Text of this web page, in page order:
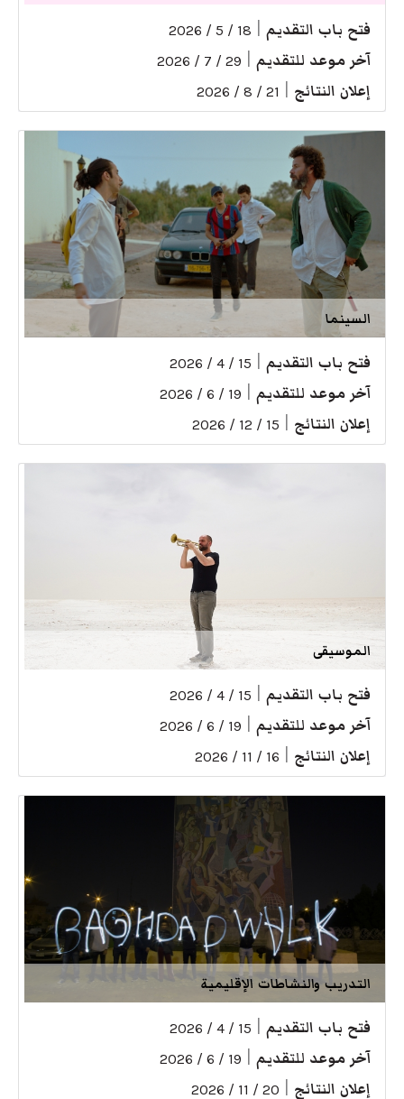
فتح باب التقديم 18 / 5 / 2026
آخر موعد للتقديم 29 / 7 / 2026
إعلان النتائج 21 / 8 / 2026
السينما
فتح باب التقديم 15 / 4 / 2026
آخر موعد للتقديم 19 / 6 / 2026
إعلان النتائج 15 / 12 / 2026
الموسيقى
فتح باب التقديم 15 / 4 / 2026
آخر موعد للتقديم 19 / 6 / 2026
إعلان النتائج 16 / 11 / 2026
التدريب والنشاطات الإقليمية
فتح باب التقديم 15 / 4 / 2026
آخر موعد للتقديم 19 / 6 / 2026
إعلان النتائج 20 / 11 / 2026